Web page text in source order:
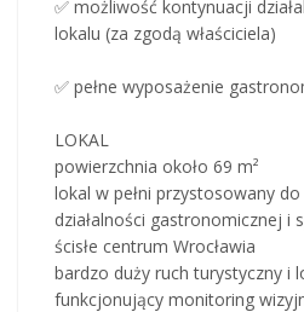
✅ możliwość kontynuacji
lokalu (za zgodą właściciela)
✅ pełne wyposażenie
LOKAL
powierzchnia około 69 m²
lokal w pełni przystosowany
działalności gastronomicznej i
ścisłe centrum Wrocławia
bardzo duży ruch turystyczny i
funkcjonujący monitoring